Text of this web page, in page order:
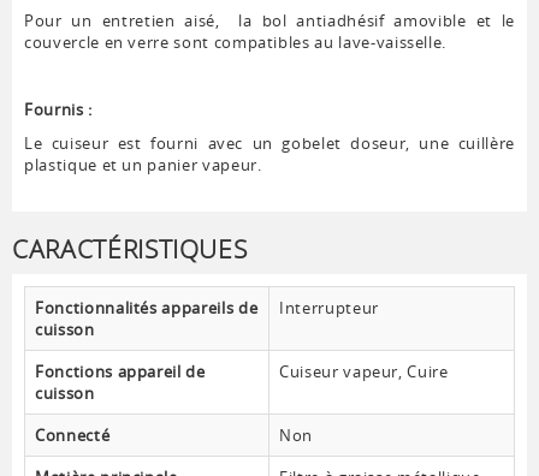
Pour un entretien aisé, la bol antiadhésif amovible et le
couvercle en verre sont compatibles au lave-vaisselle.
Fournis :
Le cuiseur est fourni avec un gobelet doseur, une cuillère
plastique et un panier vapeur.
CARACTÉRISTIQUES
Fonctionnalités appareils de
cuisson
Interrupteur
Fonctions appareil de
cuisson
Cuiseur vapeur, Cuire
Connecté
Non